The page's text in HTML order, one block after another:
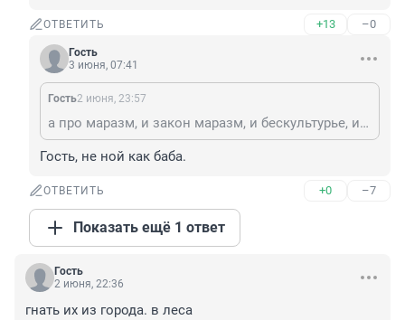
ОТВЕТИТЬ +13 –0
Гость
3 июня, 07:41
Гость2 июня, 23:57
а про маразм, и закон маразм, и бескультурье, и мощность там больше..и опасная езда, и часто пьяные и права категории М нет у большинства, и несовершеннолетние, вдвоем и троем.
Гость, не ной как баба.
ОТВЕТИТЬ +0 –7
Показать ещё 1 ответ
Гость
2 июня, 22:36
гнать их из города. в леса